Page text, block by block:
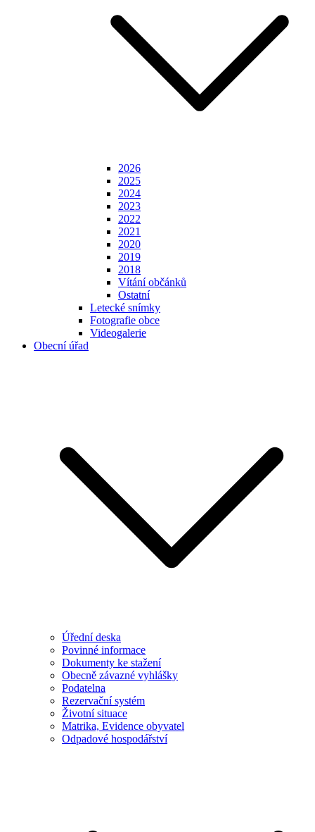
2026
2025
2024
2023
2022
2021
2020
2019
2018
Vítání občánků
Ostatní
Letecké snímky
Fotografie obce
Videogalerie
Obecní úřad
Úřední deska
Povinné informace
Dokumenty ke stažení
Obecně závazné vyhlášky
Podatelna
Rezervační systém
Životní situace
Matrika, Evidence obyvatel
Odpadové hospodářství